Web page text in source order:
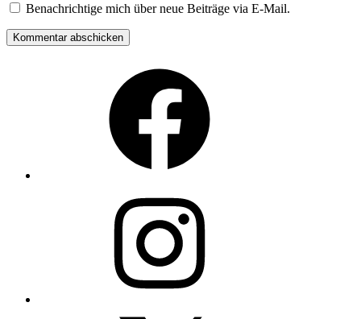
Benachrichtige mich über neue Beiträge via E-Mail.